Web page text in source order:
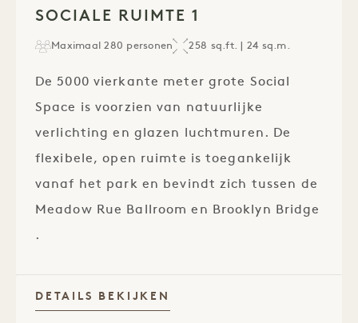
SOCIALE RUIMTE 1
Maximaal 280 personen 258 sq.ft. | 24 sq.m.
De 5000 vierkante meter grote Social
Space is voorzien van natuurlijke
verlichting en glazen luchtmuren. De
flexibele, open ruimte is toegankelijk
vanaf het park en bevindt zich tussen de
Meadow Rue Ballroom en Brooklyn Bridge
.
DETAILS BEKIJKEN